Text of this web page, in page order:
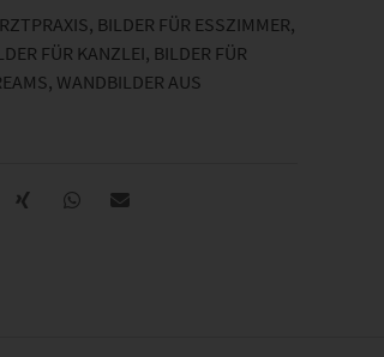
, BILDER FÜR ESSZIMMER,
FÜR KANZLEI, BILDER FÜR
, WANDBILDER AUS